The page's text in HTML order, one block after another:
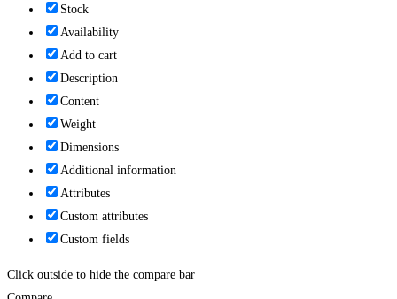
Stock
Availability
Add to cart
Description
Content
Weight
Dimensions
Additional information
Attributes
Custom attributes
Custom fields
Click outside to hide the compare bar